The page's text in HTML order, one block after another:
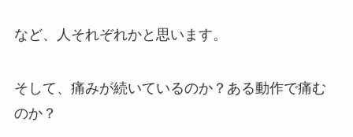
など、人それぞれかと思います。
そして、痛みが続いているのか？ある動作で痛む
のか？